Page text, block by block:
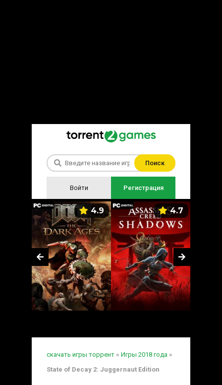
Поиск
Войти Регистрация
4.9 4.7
скачать игры торрент » Игры 2018 года »
State of Decay 2: Juggernaut Edition